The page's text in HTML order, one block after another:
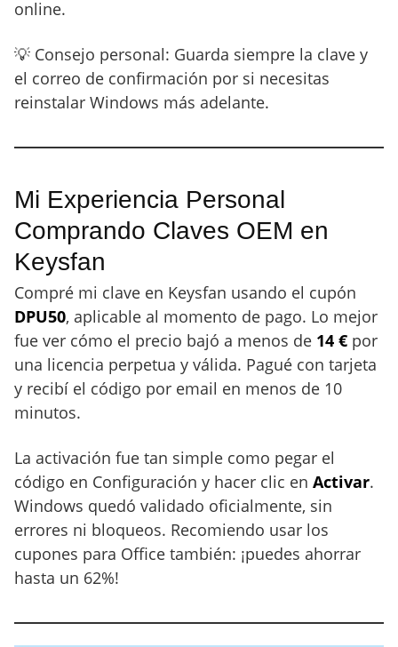
online.
💡 Consejo personal: Guarda siempre la clave y
el correo de confirmación por si necesitas
reinstalar Windows más adelante.
Mi Experiencia Personal
Comprando Claves OEM en
Keysfan
Compré mi clave en Keysfan usando el cupón
DPU50, aplicable al momento de pago. Lo mejor
fue ver cómo el precio bajó a menos de 14 € por
una licencia perpetua y válida. Pagué con tarjeta
y recibí el código por email en menos de 10
minutos.
La activación fue tan simple como pegar el
código en Configuración y hacer clic en Activar.
Windows quedó validado oficialmente, sin
errores ni bloqueos. Recomiendo usar los
cupones para Office también: ¡puedes ahorrar
hasta un 62%!